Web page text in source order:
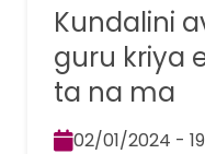
Kundalini
guru kriya
ta na ma
02/01/2024 -